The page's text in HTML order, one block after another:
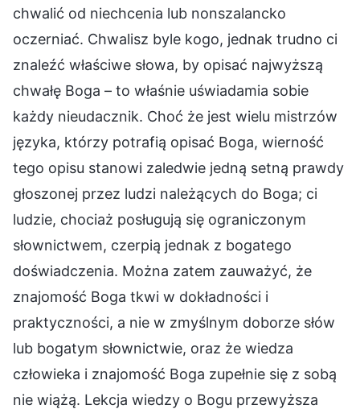
chwalić od niechcenia lub nonszalancko
oczerniać. Chwalisz byle kogo, jednak trudno ci
znaleźć właściwe słowa, by opisać najwyższą
chwałę Boga – to właśnie uświadamia sobie
każdy nieudacznik. Choć że jest wielu mistrzów
języka, którzy potrafią opisać Boga, wierność
tego opisu stanowi zaledwie jedną setną prawdy
głoszonej przez ludzi należących do Boga; ci
ludzie, chociaż posługują się ograniczonym
słownictwem, czerpią jednak z bogatego
doświadczenia. Można zatem zauważyć, że
znajomość Boga tkwi w dokładności i
praktyczności, a nie w zmyślnym doborze słów
lub bogatym słownictwie, oraz że wiedza
człowieka i znajomość Boga zupełnie się z sobą
nie wiążą. Lekcja wiedzy o Bogu przewyższa